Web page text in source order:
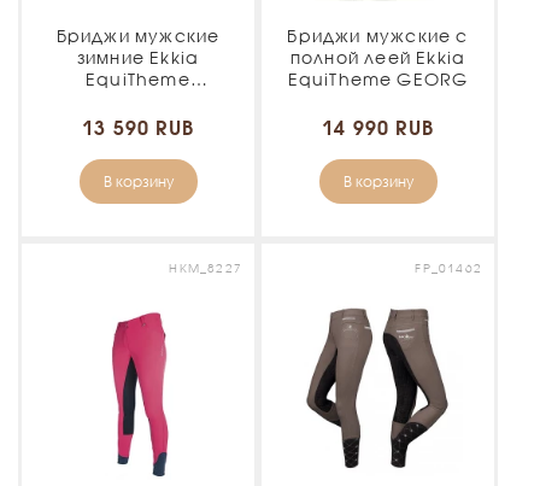
Бриджи мужские
зимние Ekkia
EquiTheme
13 590 RUB
В корзину
Бриджи мужские с
полной леей Ekkia
EquiTheme GEORG
14 990 RUB
В корзину
HKM_8227 FP_01462